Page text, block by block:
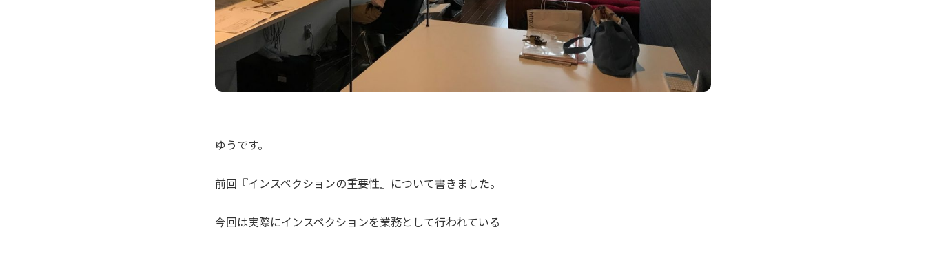
ゆうです。
前回『インスペクションの重要性』について書きました。
今回は実際にインスペクションを業務として行われている